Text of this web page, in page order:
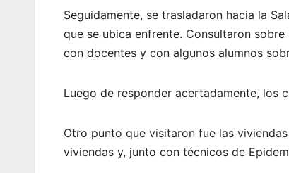
Seguidamente, se trasladaron hacia la
que se ubica enfrente. Consultaron
con docentes y con algunos alumnos
Luego de responder acertadamente, los
Otro punto que visitaron fue las
viviendas y, junto con técnicos de